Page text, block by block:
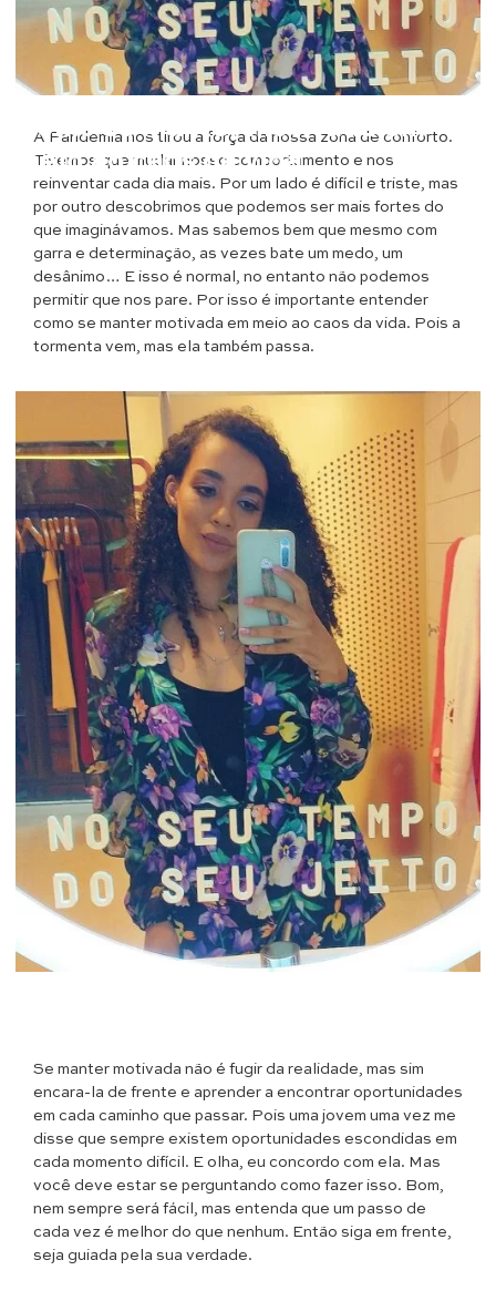
Como se manter motivada em
meio ao caos da vida
A Pandemia nos tirou a força da nossa zona de conforto.
Tivemos que mudar nosso comportamento e nos
reinventar cada dia mais. Por um lado é difícil e triste, mas
por outro descobrimos que podemos ser mais fortes do
que imaginávamos. Mas sabemos bem que mesmo com
garra e determinação, as vezes bate um medo, um
desânimo… E isso é normal, no entanto não podemos
permitir que nos pare. Por isso é importante entender
como se manter motivada em meio ao caos da vida. Pois a
tormenta vem, mas ela também passa.
Se manter motivada não é fugir da realidade, mas sim
encara-la de frente e aprender a encontrar oportunidades
em cada caminho que passar. Pois uma jovem uma vez me
disse que sempre existem oportunidades escondidas em
cada momento difícil. E olha, eu concordo com ela. Mas
você deve estar se perguntando como fazer isso. Bom,
nem sempre será fácil, mas entenda que um passo de
cada vez é melhor do que nenhum. Então siga em frente,
seja guiada pela sua verdade.